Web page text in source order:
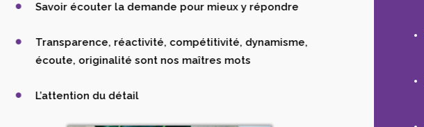
Savoir écouter la demande pour mieux y répondre
Transparence, réactivité, compétitivité, dynamisme,
écoute, originalité sont nos maîtres mots
L’attention du détail